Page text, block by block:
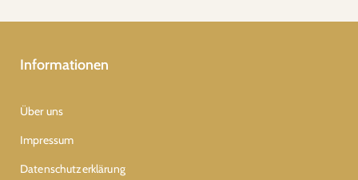
Informationen
Über uns
Impressum
Datenschutzerklärung